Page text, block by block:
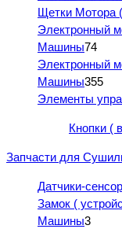
Щетки Мотора
Электронный
Машины74
Электронный
Машины355
Элементы
Кнопки (
Запчасти для
Датчики-
Замок (
Машины3